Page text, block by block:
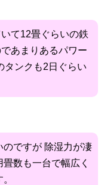
て12畳ぐらいの鉄
あまりあるパワー
タンクも2日ぐらい
ですが 除湿力が凄
数も一台で幅広く